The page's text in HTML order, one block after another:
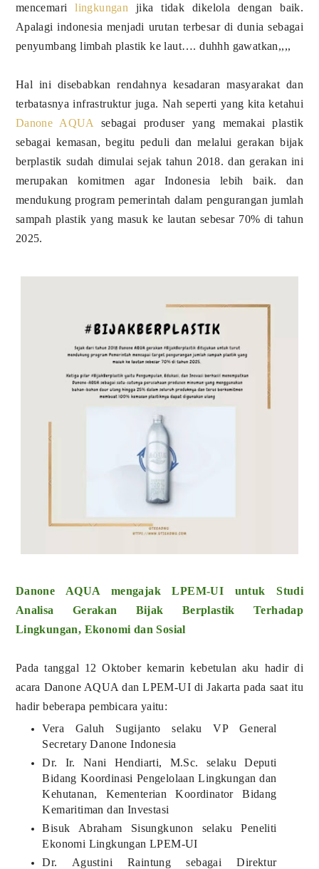
mencemarilingkungan jika tidak dikelola dengan baik.
Apalagi indonesia menjadi urutan terbesar di dunia sebagai
penyumbang limbah plastik ke laut…. duhhh gawatkan,,,,
Hal ini disebabkan rendahnya kesadaran masyarakat dan
terbatasnya infrastruktur juga. Nah seperti yang kita ketahui
Danone AQUA
sebagai produser yang memakai plastik
sebagai kemasan, begitu peduli dan melalui gerakan bijak
berplastik sudah dimulai sejak tahun 2018. dan gerakan ini
merupakan komitmen agar Indonesia lebih baik. dan
mendukung program pemerintah dalam pengurangan jumlah
sampah plastik yang masuk ke lautan sebesar 70% di tahun
2025.
Danone AQUA mengajak LPEM-UI untuk Studi
Analisa Gerakan Bijak Berplastik Terhadap
Lingkungan, Ekonomi dan Sosial
Pada tanggal 12 Oktober kemarin kebetulan aku hadir di
acara Danone AQUA dan LPEM-UI di Jakarta pada saat itu
hadir beberapa pembicara yaitu:
Vera Galuh Sugijanto selaku VP General
Secretary Danone Indonesia
Dr. Ir. Nani Hendiarti, M.Sc. selaku Deputi
Bidang Koordinasi Pengelolaan Lingkungan dan
Kehutanan, Kementerian Koordinator Bidang
Kemaritiman dan Investasi
Bisuk Abraham Sisungkunon selaku Peneliti
Ekonomi Lingkungan LPEM-UI
Dr. Agustini Raintung sebagai Direktur